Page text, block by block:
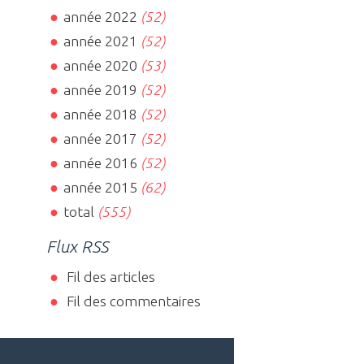
année 2022 (52)
année 2021 (52)
année 2020 (53)
année 2019 (52)
année 2018 (52)
année 2017 (52)
année 2016 (52)
année 2015 (62)
total (555)
Flux RSS
Fil des articles
Fil des commentaires